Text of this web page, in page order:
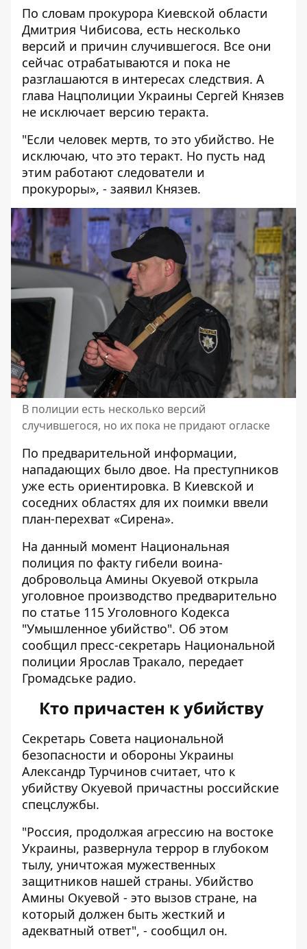
По словам прокурора Киевской области
Дмитрия Чибисова, есть несколько
версий и причин случившегося. Все они
сейчас отрабатываются и пока не
разглашаются в интересах следствия. А
глава Нацполиции Украины Сергей Князев
не исключает версию теракта.
"Если человек мертв, то это убийство. Не
исключаю, что это теракт. Но пусть над
этим работают следователи и
прокуроры», - заявил Князев.
В полиции есть несколько версий
случившегося, но их пока не придают огласке
По предварительной информации,
нападающих было двое. На преступников
уже есть ориентировка. В Киевской и
соседних областях для их поимки ввели
план-перехват «Сирена».
На данный момент Национальная
полиция по факту гибели воина-
добровольца Амины Окуевой открыла
уголовное производство предварительно
по статье 115 Уголовного Кодекса
"Умышленное убийство". Об этом
сообщил пресс-секретарь Национальной
полиции Ярослав Тракало, передает
Громадське радио.
Кто причастен к убийству
Секретарь Совета национальной
безопасности и обороны Украины
Александр Турчинов считает, что к
убийству Окуевой причастны российские
спецслужбы.
"Россия, продолжая агрессию на востоке
Украины, развернула террор в глубоком
тылу, уничтожая мужественных
защитников нашей страны. Убийство
Амины Окуевой - это вызов стране, на
который должен быть жесткий и
адекватный ответ", - сообщил он.